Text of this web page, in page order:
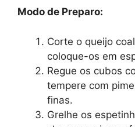
Modo de Preparo:
Corte o queijo
coloque-os em
Regue os cubos
tempere com
finas.
Grelhe os